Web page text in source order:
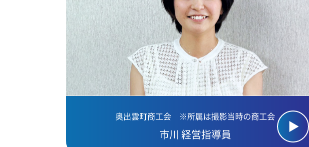
奥出雲町商工会 ※所属は撮影当時の商工会
市川 経営指導員